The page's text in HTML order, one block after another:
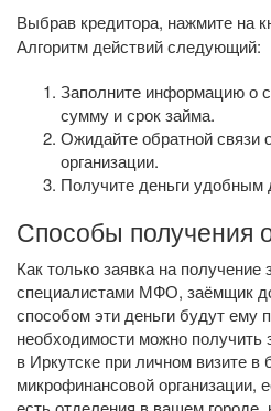
Выбрав кредитора, нажмите на
Алгоритм действий следующий:
Заполните информацию о
сумму и срок займа.
Ожидайте обратной связи
организации.
Получите деньги удобным
Способы получения
Как только заявка на получение
специалистами МФО, заёмщик
способом эти деньги будут ему
необходимости можно
в Иркутске при личном визите
микрофинансовой